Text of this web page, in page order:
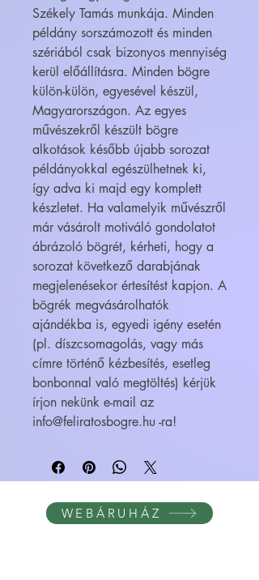
Székely Tamás munkája. Minden
példány sorszámozott és minden
szériából csak bizonyos mennyiség
kerül előállításra. Minden bögre
külön-külön, egyesével készül,
Magyarországon. Az egyes
művészekről készült bögre
alkotások később újabb sorozat
példányokkal egészülhetnek ki,
így adva ki majd egy komplett
készletet. Ha valamelyik művészről
már vásárolt motiváló gondolatot
ábrázoló bögrét, kérheti, hogy a
sorozat következő darabjának
megjelenésekor értesítést kapjon. A
bögrék megvásárolhatók
ajándékba is, egyedi igény esetén
(pl. díszcsomagolás, vagy más
címre történő kézbesítés, esetleg
bonbonnal való megtöltés) kérjük
írjon nekünk e-mail az
info@feliratosbogre.hu -ra!
WEBÁRUHÁZ